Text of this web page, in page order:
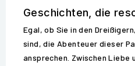
Geschichten, die
Egal, ob Sie in den
sind, die Abenteuer dieser
ansprechen. Zwischen Liebe